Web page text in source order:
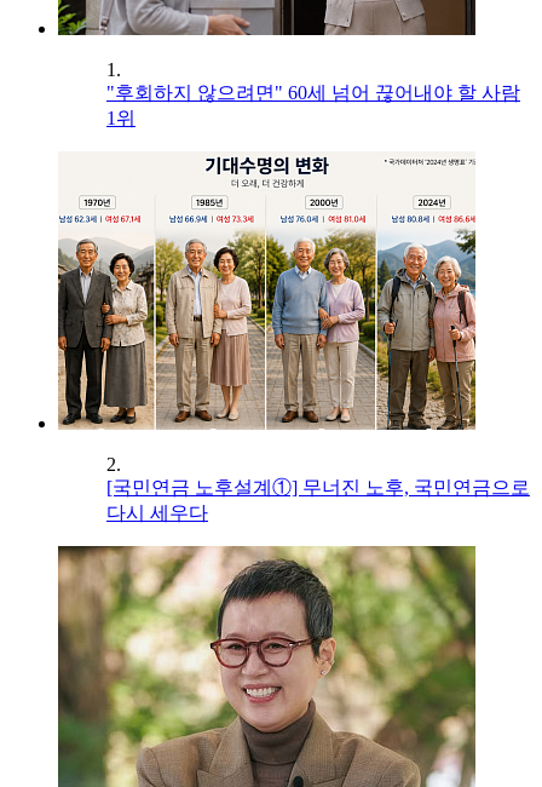
1.
"후회하지 않으려면" 60세 넘어 끊어내야 할 사람
1위
2.
[국민연금 노후설계①] 무너진 노후, 국민연금으로
다시 세우다